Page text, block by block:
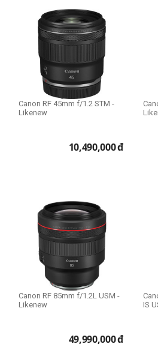
Standard Lens
Telephoto Lens
Prime Lens (Fixed Lens)
Zoom Lens
Filter Size
Size 49mm
Size 67mm
Size 72mm
Size 77mm
Size 82mm
Lens dùng cho
Canon RF 45mm f/1.2 STM -
Likenew
10,490,000đ
Canon RF 85mm f/1.2L USM -
Likenew
49,990,000đ
IS